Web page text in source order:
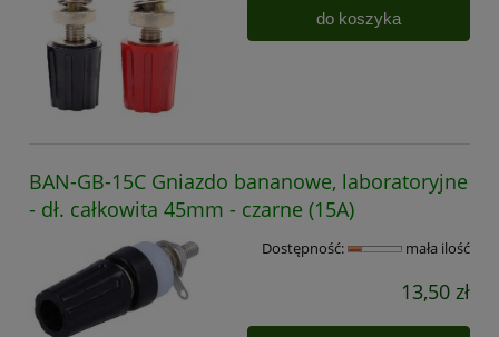
do koszyka
BAN-GB-15C Gniazdo bananowe, laboratoryjne
- dł. całkowita 45mm - czarne (15A)
Dostępność: mała ilość
13,50 zł